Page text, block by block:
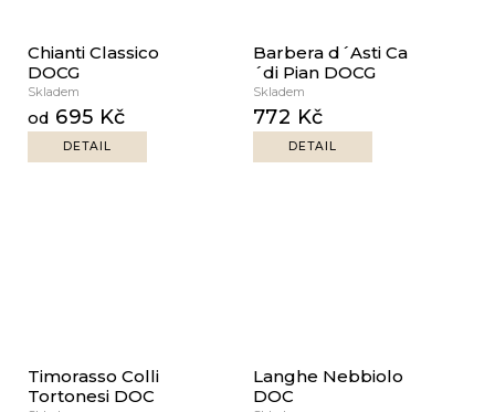
Chianti Classico
DOCG
Skladem
od 695 Kč
DETAIL
Barbera d´Asti Ca
´di Pian DOCG
Skladem
772 Kč
DETAIL
Timorasso Colli
Tortonesi DOC
Langhe Nebbiolo
DOC